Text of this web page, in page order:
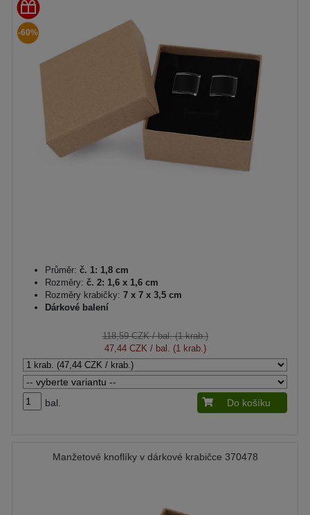
-60%
Průměr: č. 1: 1,8 cm
Rozměry: č. 2: 1,6 x 1,6 cm
Rozměry krabičky: 7 x 7 x 3,5 cm
Dárkové balení
118,59 CZK/ bal. (1 krab.)
47,44 CZK / bal. (1 krab.)
bal. Do košíku
Manžetové knoflíky v dárkové krabičce 370478